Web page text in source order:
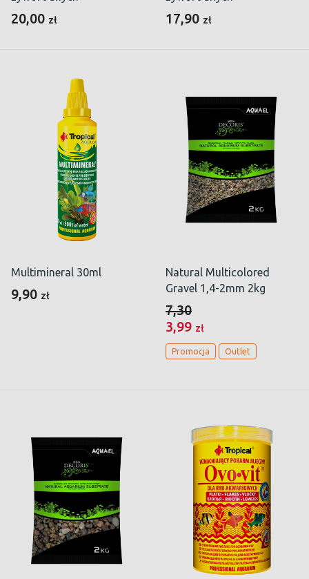
20,00 zł 17,90 zł
Multimineral 30ml
9,90 zł
Natural Multicolored
Gravel 1,4-2mm 2kg
7,30
3,99 zł
Promocja Outlet